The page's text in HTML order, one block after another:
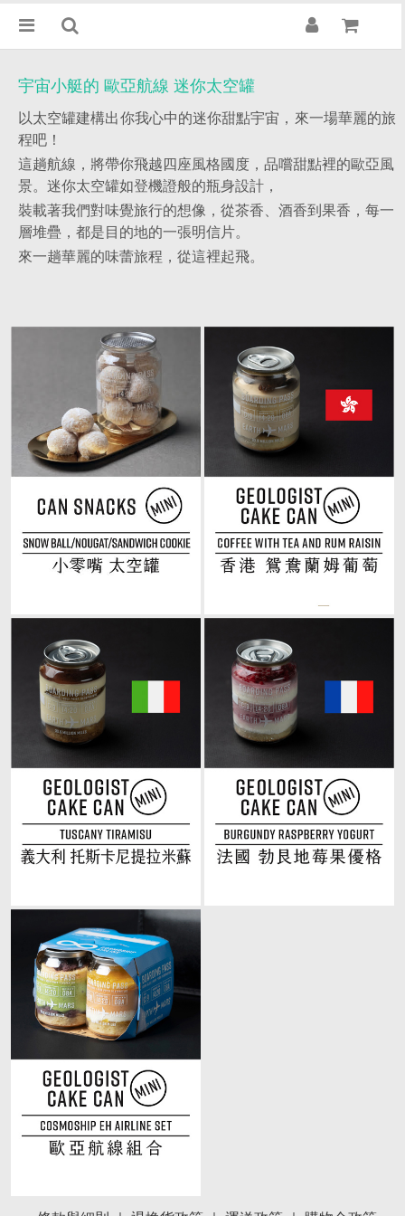
宇宙小艇的 歐亞航線 迷你太空罐
以太空罐建構出你我心中的迷你甜點宇宙，來一場華麗的旅
程吧！
這趟航線，將帶你飛越四座風格國度，品嚐甜點裡的歐亞風
景。迷你太空罐如登機證般的瓶身設計，
裝載著我們對味覺旅行的想像，從茶香、酒香到果香，每一
層堆疊，都是目的地的一張明信片。
來一趟華麗的味蕾旅程，從這裡起飛。